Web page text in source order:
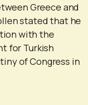
Greece and
stated that he
with the
for Turkish
of Congress in